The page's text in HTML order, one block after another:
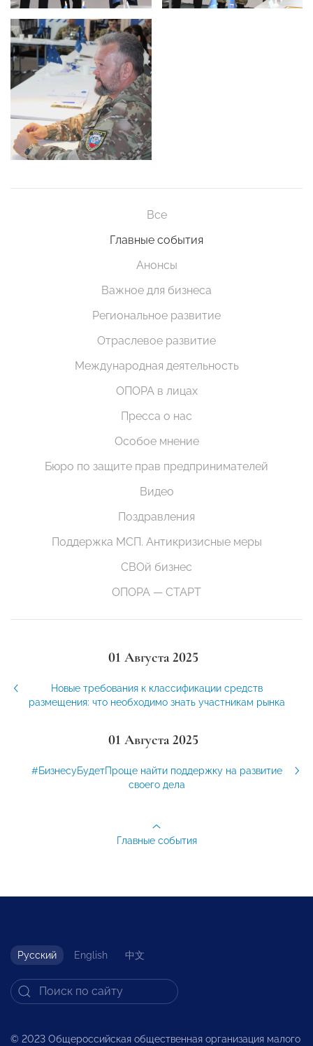
Все
Главные события
Анонсы
Важное для бизнеса
Региональное развитие
Отраслевое развитие
Международная деятельность
ОПОРА в лицах
Пресса о нас
Особое мнение
Бюро по защите прав предпринимателей
Видео
Поздравления
Поддержка МСП. Антикризисные меры
СВОй бизнес
ОПОРА — СТАРТ
01 Августа 2025
Новые требования к классификации средств
размещения: что необходимо знать участникам рынка
01 Августа 2025
#БизнесуБудетПроще найти поддержку на развитие
своего дела
Главные события
Русский English 中文
© 2023 Общероссийская общественная организация малого